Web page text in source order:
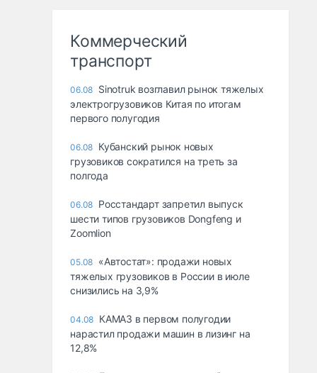
Коммерческий
транспорт
06.08 Sinotruk возглавил рынок тяжелых
электрогрузовиков Китая по итогам
первого полугодия
06.08 Кубанский рынок новых
грузовиков сократился на треть за
полгода
06.08 Росстандарт запретил выпуск
шести типов грузовиков Dongfeng и
Zoomlion
05.08 «Автостат»: продажи новых
тяжелых грузовиков в России в июле
снизились на 3,9%
04.08 КАМАЗ в первом полугодии
нарастил продажи машин в лизинг на
12,8%